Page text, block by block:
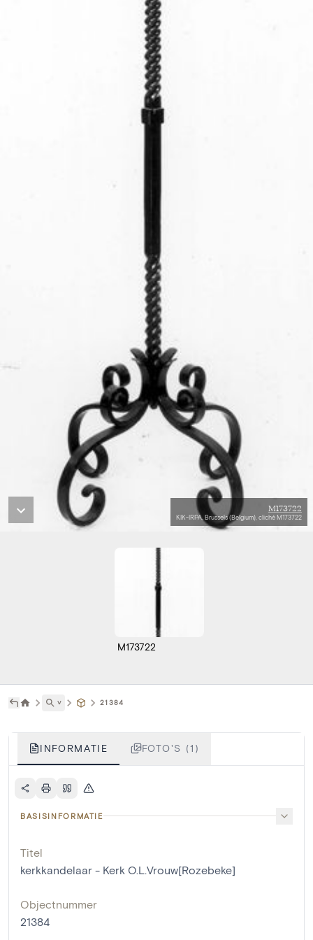
M173722
KIK-IRPA, Brussels (Belgium), cliché M173722
M173722
˅ 21384
INFORMATIE FOTO'S (1)
BASISINFORMATIE
Titel
kerkkandelaar - Kerk O.L.Vrouw[Rozebeke]
Objectnummer
21384